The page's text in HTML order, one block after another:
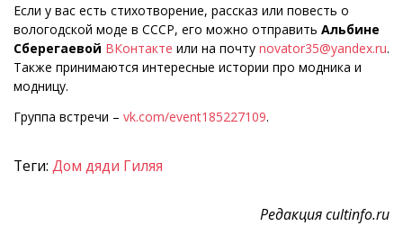
Если у вас есть стихотворение, рассказ или повесть о
вологодской моде в СССР, его можно отправить Альбине
Сберегаевой ВКонтакте или на почту novator35@yandex.ru.
Также принимаются интересные истории про модника и
модницу.
Группа встречи – vk.com/event185227109.
Теги: Дом дяди Гиляя
Редакция cultinfo.ru